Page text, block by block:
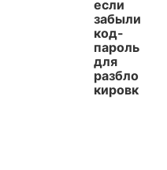
если
забыли
код-
пароль
для
разбло
кировк